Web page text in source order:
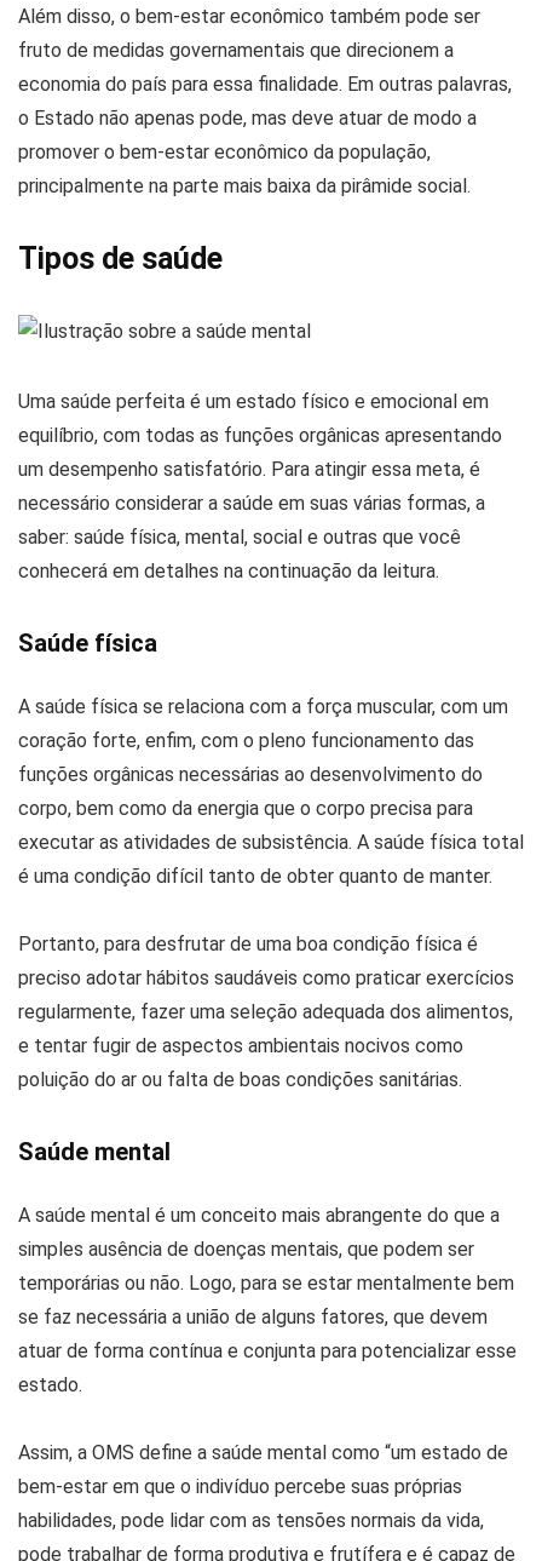
Além disso, o bem-estar econômico também pode ser
fruto de medidas governamentais que direcionem a
economia do país para essa finalidade. Em outras palavras,
o Estado não apenas pode, mas deve atuar de modo a
promover o bem-estar econômico da população,
principalmente na parte mais baixa da pirâmide social.
Tipos de saúde
Uma saúde perfeita é um estado físico e emocional em
equilíbrio, com todas as funções orgânicas apresentando
um desempenho satisfatório. Para atingir essa meta, é
necessário considerar a saúde em suas várias formas, a
saber: saúde física, mental, social e outras que você
conhecerá em detalhes na continuação da leitura.
Saúde física
A saúde física se relaciona com a força muscular, com um
coração forte, enfim, com o pleno funcionamento das
funções orgânicas necessárias ao desenvolvimento do
corpo, bem como da energia que o corpo precisa para
executar as atividades de subsistência. A saúde física total
é uma condição difícil tanto de obter quanto de manter.
Portanto, para desfrutar de uma boa condição física é
preciso adotar hábitos saudáveis como praticar exercícios
regularmente, fazer uma seleção adequada dos alimentos,
e tentar fugir de aspectos ambientais nocivos como
poluição do ar ou falta de boas condições sanitárias.
Saúde mental
A saúde mental é um conceito mais abrangente do que a
simples ausência de doenças mentais, que podem ser
temporárias ou não. Logo, para se estar mentalmente bem
se faz necessária a união de alguns fatores, que devem
atuar de forma contínua e conjunta para potencializar esse
estado.
Assim, a OMS define a saúde mental como “um estado de
bem-estar em que o indivíduo percebe suas próprias
habilidades, pode lidar com as tensões normais da vida,
pode trabalhar de forma produtiva e frutífera e é capaz de